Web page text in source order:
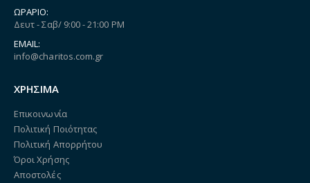
ΩΡΆΡΙΟ:
Δευτ - Σαβ/ 9:00 - 21:00 PM
EMAIL:
info@charitos.com.gr
ΧΡΗΣΙΜΑ
Επικοινωνία
Πολιτική Ποιότητας
Πολιτική Απορρήτου
Όροι Χρήσης
Αποστολές